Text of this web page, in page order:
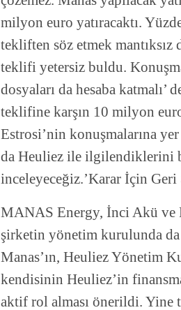
milyon euro yatıracaktı.
tekliften söz etmek
teklifi yetersiz buldu.
dosyaları da hesaba katmalı’
teklifine karşın 10 milyon
Estrosi’nin konuşmalarına
da Heuliez ile ilgilendiklerini
inceleyeceğiz.’Karar İçin Geri
MANAS Energy, İnci Akü ve
şirketin yönetim kurulunda
Manas’ın, Heuliez Yönetim
kendisinin Heuliez’in
aktif rol alması önerildi. Yine